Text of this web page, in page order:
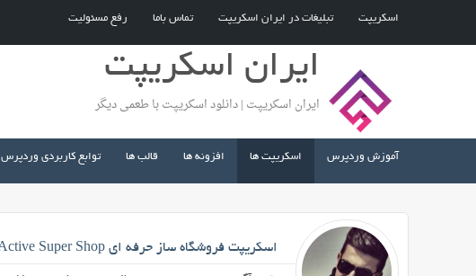
اسکریپت تبلیغات در ایران اسکریپت تماس باما رفع مسئولیت
ایران اسکریپت
ایران اسکریپت | دانلود اسکریپت با طعمی دیگر
آموزش وردپرس اسکریپت ها افزونه ها قالب ها توابع کاربردی وردپرس
اسکریپت فروشگاه ساز حرفه ای Active Super Shop نسخه ۱٫۳